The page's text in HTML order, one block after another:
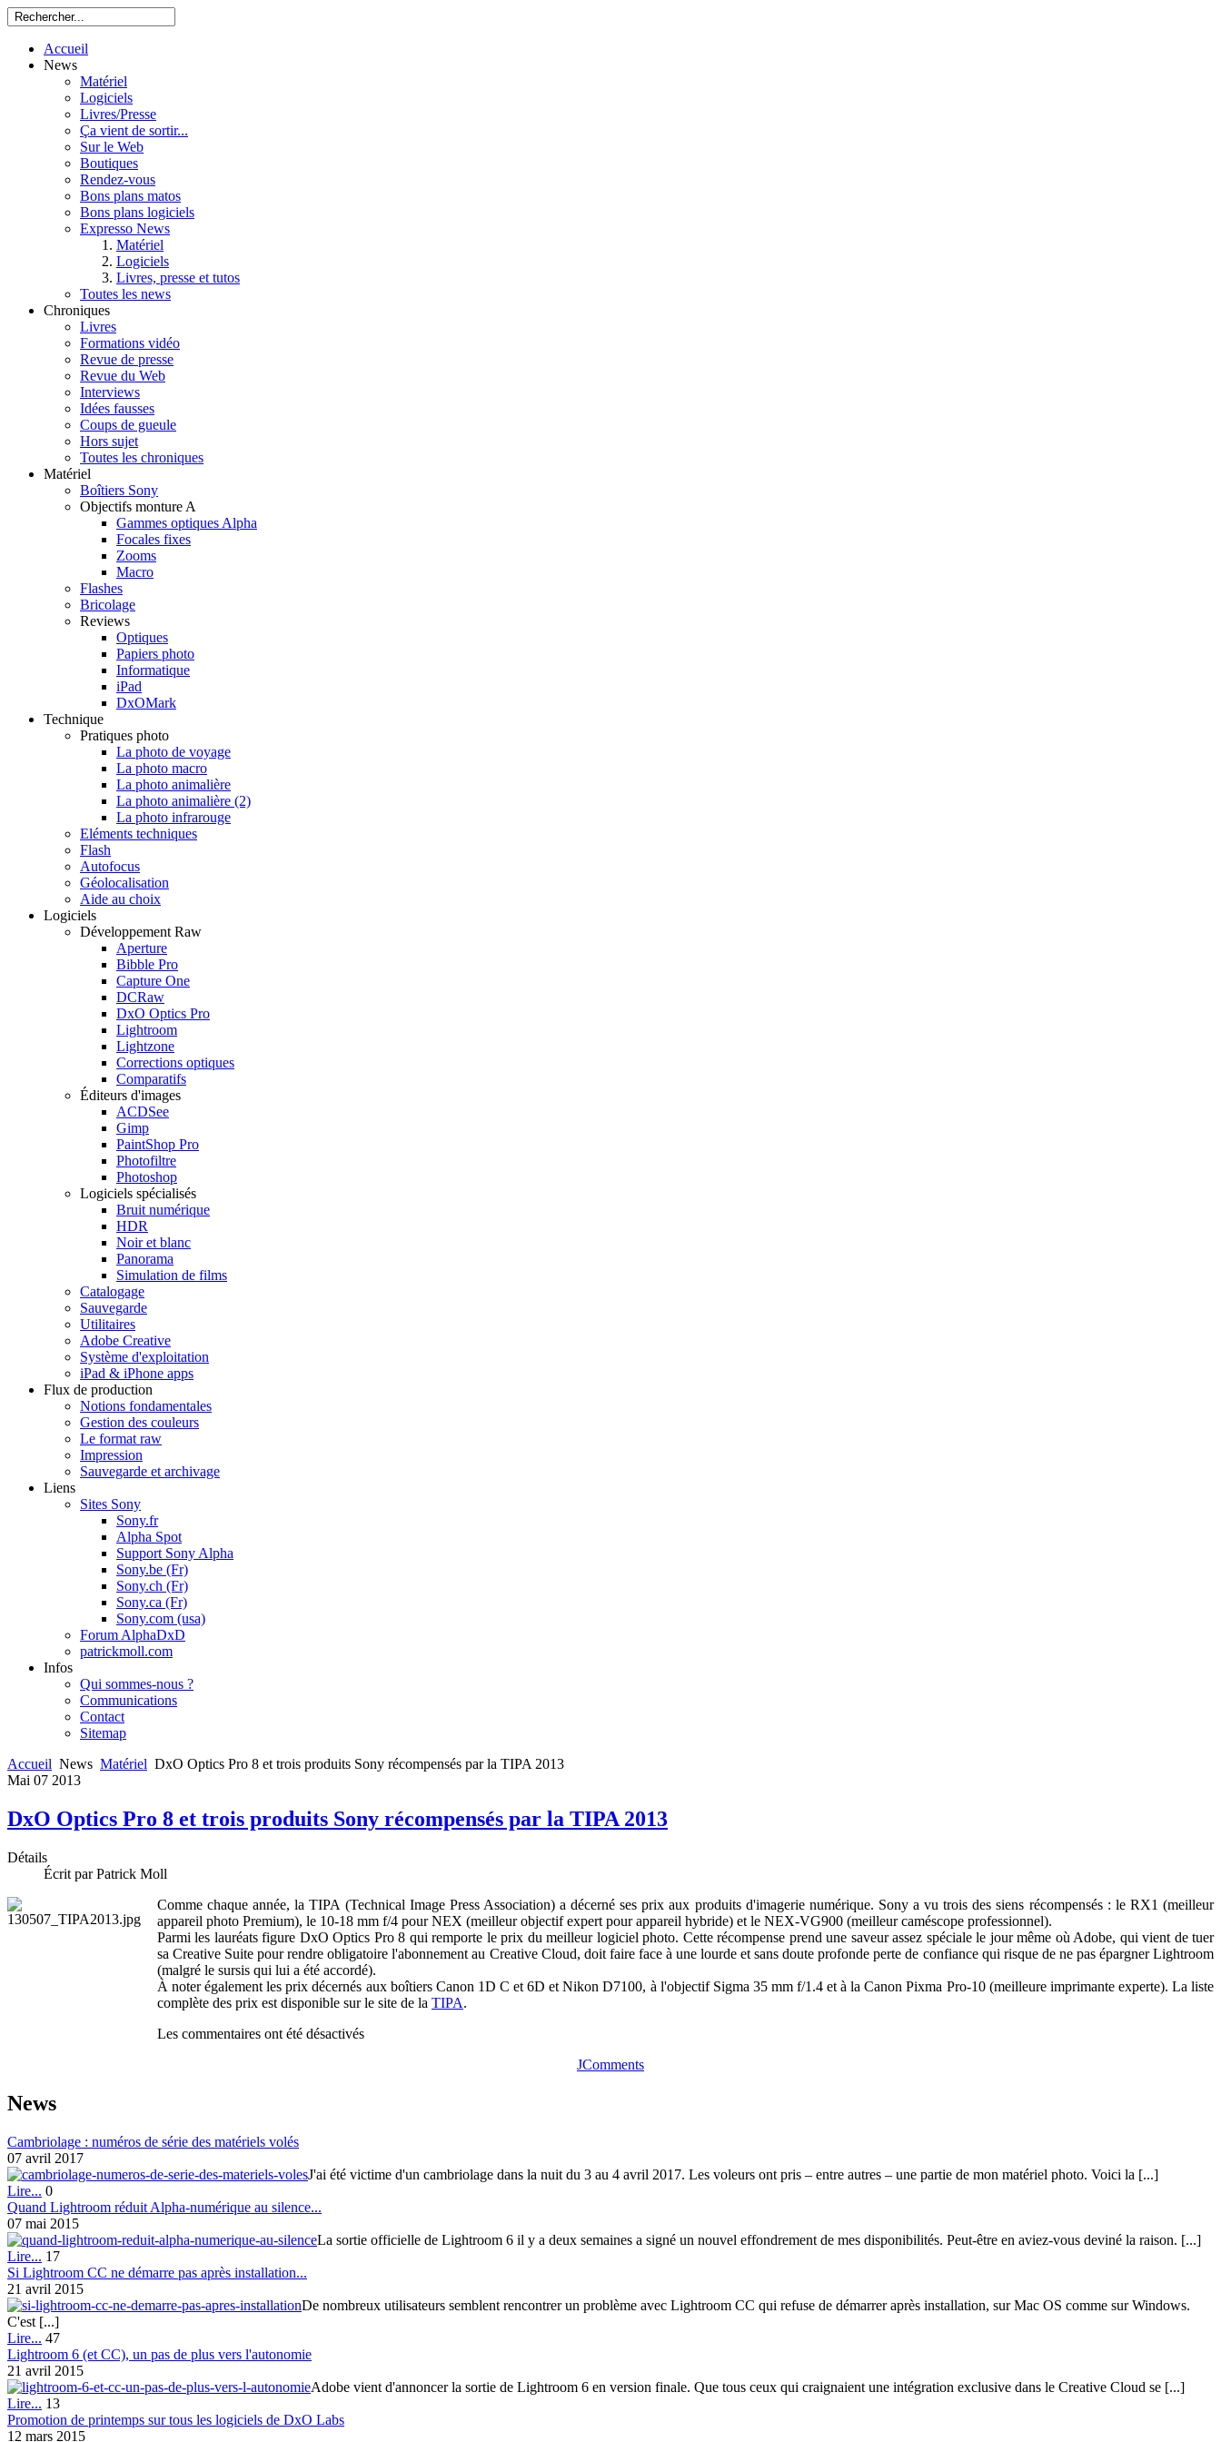
Accueil
News
Matériel
Logiciels
Livres/Presse
Ça vient de sortir...
Sur le Web
Boutiques
Rendez-vous
Bons plans matos
Bons plans logiciels
Expresso News
Matériel
Logiciels
Livres, presse et tutos
Toutes les news
Chroniques
Livres
Formations vidéo
Revue de presse
Revue du Web
Interviews
Idées fausses
Coups de gueule
Hors sujet
Toutes les chroniques
Matériel
Boîtiers Sony
Objectifs monture A
Gammes optiques Alpha
Focales fixes
Zooms
Macro
Flashes
Bricolage
Reviews
Optiques
Papiers photo
Informatique
iPad
DxOMark
Technique
Pratiques photo
La photo de voyage
La photo macro
La photo animalière
La photo animalière (2)
La photo infrarouge
Eléments techniques
Flash
Autofocus
Géolocalisation
Aide au choix
Logiciels
Développement Raw
Aperture
Bibble Pro
Capture One
DCRaw
DxO Optics Pro
Lightroom
Lightzone
Corrections optiques
Comparatifs
Éditeurs d'images
ACDSee
Gimp
PaintShop Pro
Photofiltre
Photoshop
Logiciels spécialisés
Bruit numérique
HDR
Noir et blanc
Panorama
Simulation de films
Catalogage
Sauvegarde
Utilitaires
Adobe Creative
Système d'exploitation
iPad & iPhone apps
Flux de production
Notions fondamentales
Gestion des couleurs
Le format raw
Impression
Sauvegarde et archivage
Liens
Sites Sony
Sony.fr
Alpha Spot
Support Sony Alpha
Sony.be (Fr)
Sony.ch (Fr)
Sony.ca (Fr)
Sony.com (usa)
Forum AlphaDxD
patrickmoll.com
Infos
Qui sommes-nous ?
Communications
Contact
Sitemap
Accueil News Matériel DxO Optics Pro 8 et trois produits Sony récompensés par la TIPA 2013
Mai 07 2013
DxO Optics Pro 8 et trois produits Sony récompensés par la TIPA 2013
Détails
Écrit par Patrick Moll
Comme chaque année, la TIPA (Technical Image Press Association) a décerné ses prix aux produits d'imagerie numérique. Sony a vu trois des siens récompensés : le RX1 (meilleur
appareil photo Premium), le 10-18 mm f/4 pour NEX (meilleur objectif expert pour appareil hybride) et le NEX-VG900 (meilleur caméscope professionnel).
Parmi les lauréats figure DxO Optics Pro 8 qui remporte le prix du meilleur logiciel photo. Cette récompense prend une saveur assez spéciale le jour même où Adobe, qui vient de tuer
sa Creative Suite pour rendre obligatoire l'abonnement au Creative Cloud, doit faire face à une lourde et sans doute profonde perte de confiance qui risque de ne pas épargner Lightroom
(malgré le sursis qui lui a été accordé).
À noter également les prix décernés aux boîtiers Canon 1D C et 6D et Nikon D7100, à l'objectif Sigma 35 mm f/1.4 et à la Canon Pixma Pro-10 (meilleure imprimante experte). La liste
complète des prix est disponible sur le site de la TIPA.
Les commentaires ont été désactivés
JComments
News
Cambriolage : numéros de série des matériels volés
07 avril 2017
J'ai été victime d'un cambriolage dans la nuit du 3 au 4 avril 2017. Les voleurs ont pris – entre autres – une partie de mon matériel photo. Voici la [...]
Lire... 0
Quand Lightroom réduit Alpha-numérique au silence...
07 mai 2015
La sortie officielle de Lightroom 6 il y a deux semaines a signé un nouvel effondrement de mes disponibilités. Peut-être en aviez-vous deviné la raison. [...]
Lire... 17
Si Lightroom CC ne démarre pas après installation...
21 avril 2015
De nombreux utilisateurs semblent rencontrer un problème avec Lightroom CC qui refuse de démarrer après installation, sur Mac OS comme sur Windows.
C'est [...]
Lire... 47
Lightroom 6 (et CC), un pas de plus vers l'autonomie
21 avril 2015
Adobe vient d'annoncer la sortie de Lightroom 6 en version finale. Que tous ceux qui craignaient une intégration exclusive dans le Creative Cloud se [...]
Lire... 13
Promotion de printemps sur tous les logiciels de DxO Labs
12 mars 2015